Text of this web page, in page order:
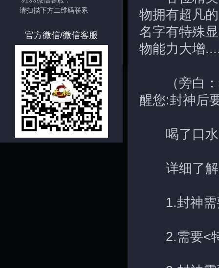
请扫描下方二维码联系
官方微信/微信客服
物拥有超凡
名字有特殊
物能力大增
（旁白：
醒您:封神后
喝了口水
详细了解
1.封神需
2.需要<特